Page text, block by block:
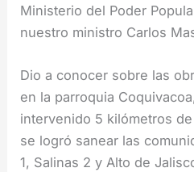
Ministerio del Poder
nuestro ministro Carlos
Dio a conocer sobre las
en la parroquia
intervenido 5 kilómetros
se logró sanear las
1, Salinas 2 y Alto de